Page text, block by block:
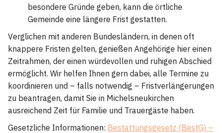
besondere Gründe geben, kann die örtliche
Gemeinde eine längere Frist gestatten.
Verglichen mit anderen Bundesländern, in denen oft
knappere Fristen gelten, genießen Angehörige hier einen
Zeitrahmen, der einen würdevollen und ruhigen Abschied
ermöglicht. Wir helfen Ihnen gern dabei, alle Termine zu
koordinieren und – falls notwendig – Fristverlängerungen
zu beantragen, damit Sie in Michelsneukirchen
ausreichend Zeit für Familie und Trauergäste haben.
Gesetzliche Informationen: Bestattungsgesetz (BestG) –